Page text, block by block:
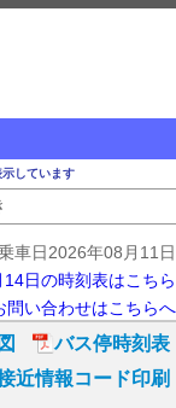
しています
乗車日2026年08月11日
日の時刻表はこちら
問い合わせはこちらへ
バス停時刻表
近情報コード印刷